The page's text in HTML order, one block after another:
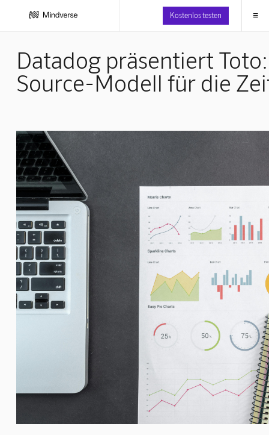
Kostenlos testen ≡
Datadog präsentiert
Source-Modell für die